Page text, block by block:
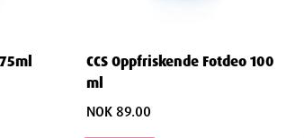
CCS Oppfriskende Fotdeo 100
ml
NOK 89.00